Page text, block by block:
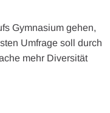
Gymnasium gehen,
Umfrage soll durch
mehr Diversität